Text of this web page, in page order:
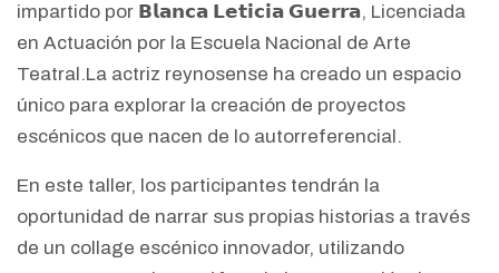
impartido por 𝗕𝗹𝗮𝗻𝗰𝗮 𝗟𝗲𝘁𝗶𝗰𝗶𝗮 𝗚𝘂𝗲𝗿𝗿𝗮, Licenciada
en Actuación por la Escuela Nacional de Arte
Teatral.La actriz reynosense ha creado un espacio
único para explorar la creación de proyectos
escénicos que nacen de lo autorreferencial.
En este taller, los participantes tendrán la
oportunidad de narrar sus propias historias a través
de un collage escénico innovador, utilizando